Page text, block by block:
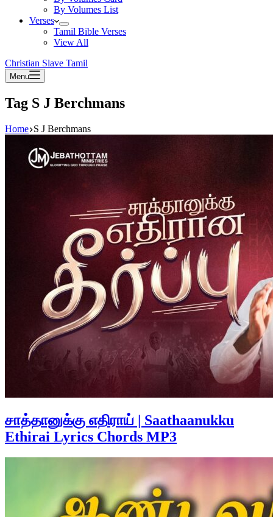
By Volumes List
Verses
Tamil Bible Verses
View All
Christian Slave Tamil
Menu
Tag S J Berchmans
Home S J Berchmans
சாத்தானுக்கு எதிராய் | Saathaanukku
Ethirai Lyrics Chords MP3